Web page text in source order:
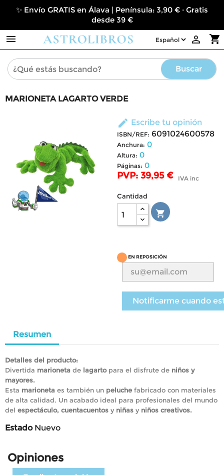
✨ Envío GRATIS en Álava | Península: 3,90 € · Gratis
desde 39 €
 shopping_cart

Buscar
MARIONETA LAGARTO VERDE
edit Escribe tu opinión
ISBN/REF: 6091024600578
Anchura: 0
Altura: 0
Páginas: 0
PVP: 39,95 € IVA inc
Cantidad

EN REPOSICIÓN
Notificarme cuando
Resumen
Detalles del producto:
Divertida marioneta de lagartopara el disfrute de niños y
mayores.
Esta marioneta es también un peluche fabricado con materiales
de alta calidad. Un acabado ideal para profesionales del mundo
del espectáculo, cuentacuentos y niñas y niños creativos.
Estado Nuevo
Opiniones